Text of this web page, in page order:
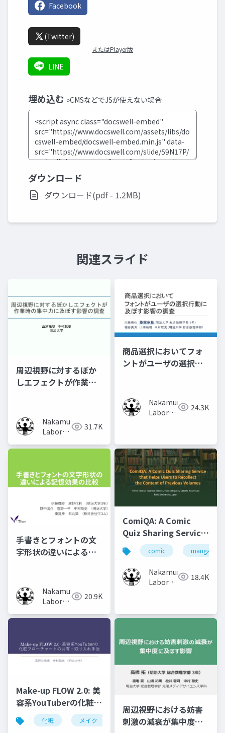
Facebook
(Twitter)
またはPlayer版
LINE
埋め込む »CMSなどでJSが使えない場合
ダウンロード
ダウンロード(pdf - 1.2MB)
関連スライド
周辺視野に対するぼか
しエフェクトが作業時
Nakamura
Laboratory
University)
31.7K
商品選択においてフォ
ントがユーザの選択行
Nakamura
Laboratory 24.3K
手書きとフォントの文
字形状の違いによる記
Nakamura
Laboratory
University)
20.9K
ComiQA: A Comic
Quiz Sharing Service
that Helps Users to
Recollect the
Content of Previous
Volumes
comic manga
Nakamura
Laboratory 18.4K
Make-up FLOW 2.0: 美
容系YouTuberの化粧フ
ローチャートの共有・
取り入れ手法
化粧 メイク 化粧工程 フローチャート
周辺視野における妨害
刺激の減衰が集中度に